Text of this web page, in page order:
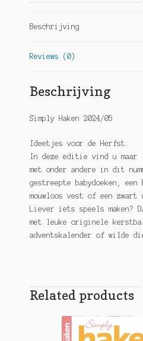
Beschrijving
Reviews (0)
Beschrijving
Simply Haken 2024/05
Ideetjes voor de Herfst.
In deze editie vind u maar
met onder andere in dit
gestreepte babydoeken,
mouwloos vest of een zwart
Liever iets speels maken?
met leuke originele
adventskalender of wilde
Related products